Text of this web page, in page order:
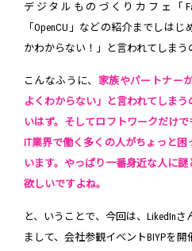
デジタルものづくりカフェ「
「OpenCU」などの紹介までしは
かわからない！」と言われてしまう
こんなふうに、 家族やパートナー
よくわからない」と言われてしま
いはず。そしてロフトワークだけで
IT業界で働く多くの人がちょっと
います。やっぱり一番身近な人に
欲しいですよね。
と、いうことで、今回は、LikedIn
まして、会社参観イベントBIYPを